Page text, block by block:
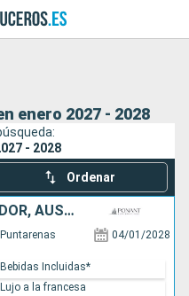
enero 2027 - 2028
- 2028
Ordenar
COSTA RICA, MÉXICO, ECUADOR, AUSTRALIA
Puntarenas 04/01/2028
Bebidas Incluidas*
Lujo a la francesa